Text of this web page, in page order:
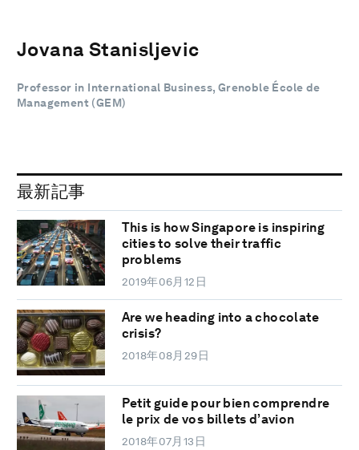
Jovana Stanisljevic
Professor in International Business, Grenoble École de
Management (GEM)
最新記事
This is how Singapore is inspiring
cities to solve their traffic
problems
2019年06月12日
Are we heading into a chocolate
crisis?
2018年08月29日
Petit guide pour bien comprendre
le prix de vos billets d’avion
2018年07月13日